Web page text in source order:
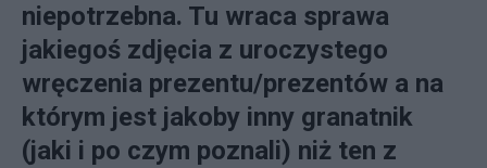
niepotrzebna. Tu wraca sprawa
jakiegoś zdjęcia z uroczystego
wręczenia prezentu/prezentów a na
którym jest jakoby inny granatnik
(jaki i po czym poznali) niż ten z